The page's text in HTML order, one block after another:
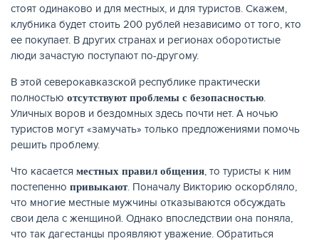
стоят одинаково и для местных, и для туристов. Скажем,
клубника будет стоить 200 рублей независимо от того, кто
ее покупает. В других странах и регионах оборотистые
люди зачастую поступают по-другому.
В этой северокавказской республике практически
полностью отсутствуют проблемы с безопасностью.
Уличных воров и бездомных здесь почти нет. А ночью
туристов могут «замучать» только предложениями помочь
решить проблему.
Что касается местных правил общения, то туристы к ним
постепенно привыкают. Поначалу Викторию оскорбляло,
что многие местные мужчины отказываются обсуждать
свои дела с женщиной. Однако впоследствии она поняла,
что так дагестанцы проявляют уважение. Обратиться